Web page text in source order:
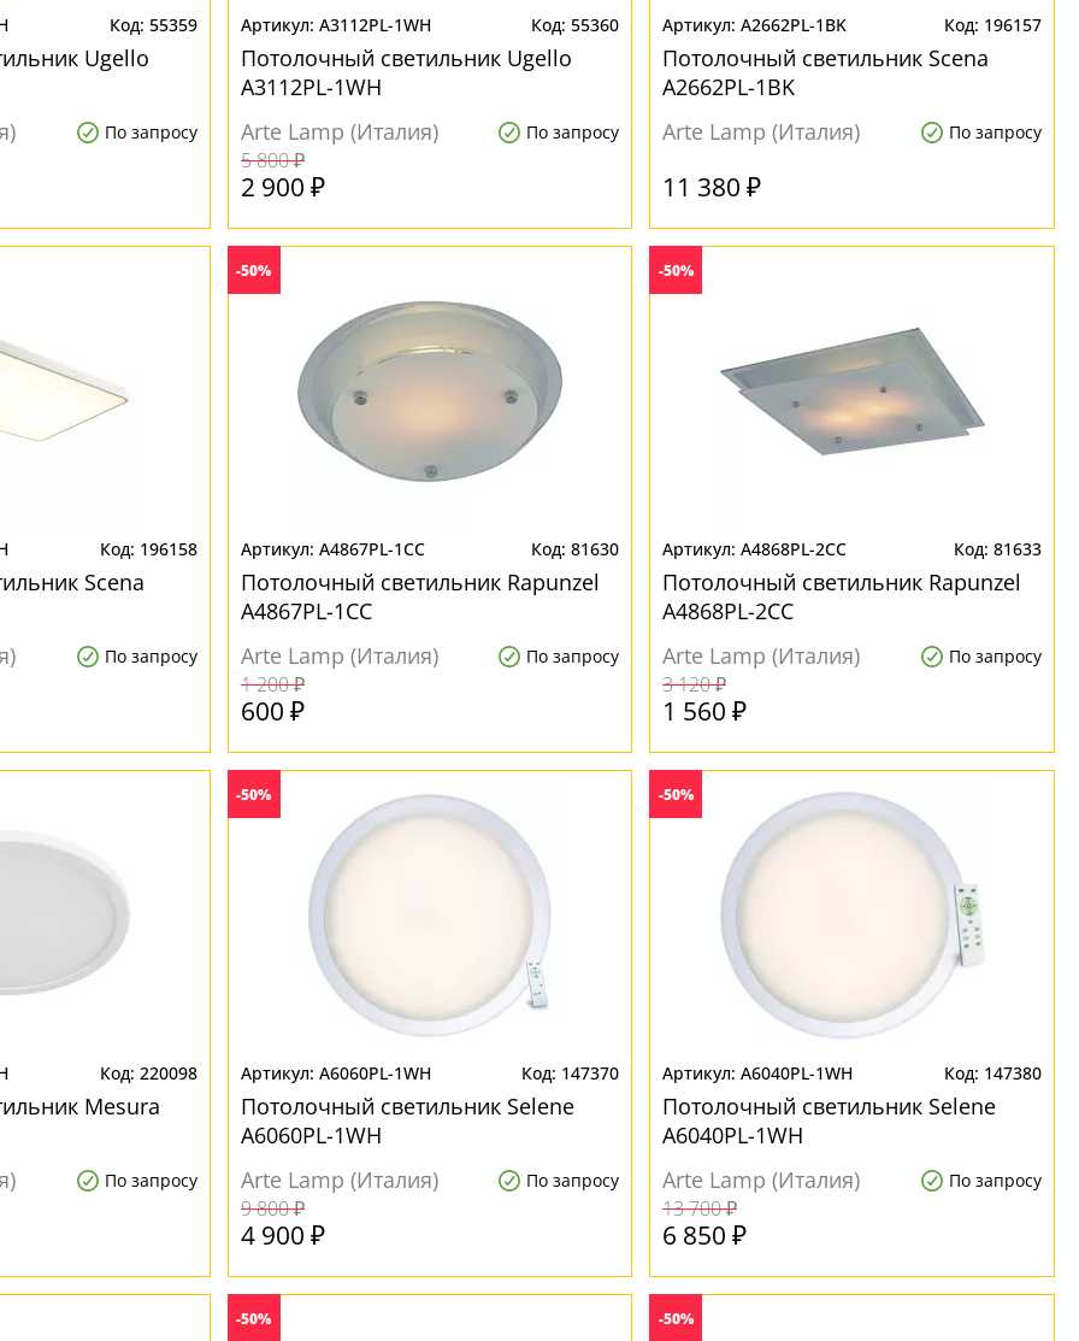
55359
Ugello
По запросу
A3112PL-1WH 55360
Потолочный светильник Ugello
A3112PL-1WH
Arte Lamp (Италия)
По запросу
5 800 ₽
2 900 ₽
A2662PL-1BK 196157
Потолочный светильник Scena
A2662PL-1BK
Arte Lamp (Италия)
По запросу
11 380 ₽
196158
Scena
По запросу
-50%
A4867PL-1CC 81630
Потолочный светильник Rapunzel
A4867PL-1CC
Arte Lamp (Италия)
По запросу
1 200 ₽
600 ₽
-50%
A4868PL-2CC 81633
Потолочный светильник Rapunzel
A4868PL-2CC
Arte Lamp (Италия)
По запросу
3 120 ₽
1 560 ₽
220098
Mesura
По запросу
-50%
A6060PL-1WH 147370
Потолочный светильник Selene
A6060PL-1WH
Arte Lamp (Италия)
По запросу
9 800 ₽
4 900 ₽
-50%
A6040PL-1WH 147380
Потолочный светильник Selene
A6040PL-1WH
Arte Lamp (Италия)
По запросу
13 700 ₽
6 850 ₽
-50% -50%